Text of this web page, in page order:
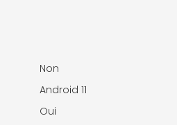
Non
Android 11
Oui